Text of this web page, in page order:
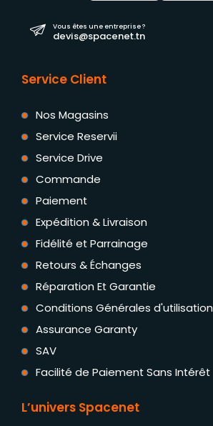
Vous êtes une entreprise ?
devis@spacenet.tn
Service Client
Nos Magasins
Service Reservii
Service Drive
Commande
Paiement
Expédition & Livraison
Fidélité et Parrainage
Retours & Échanges
Réparation Et Garantie
Conditions Générales d'utilisation
Assurance Garanty
SAV
Facilité de Paiement Sans Intérêt
L’univers Spacenet